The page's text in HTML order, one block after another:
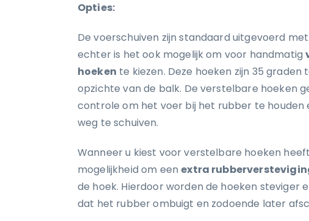
Opties:
De voerschuiven zijn standaard uitgevoerd
echter is het ook mogelijk om voor handmatig
hoeken te kiezen. Deze hoeken zijn 35
opzichte van de balk. De verstelbare hoeken
controle om het voer bij het rubber te houden
weg te schuiven.
Wanneer u kiest voor verstelbare hoeken
mogelijkheid om een extra
de hoek. Hierdoor worden de hoeken steviger
dat het rubber ombuigt en zodoende later